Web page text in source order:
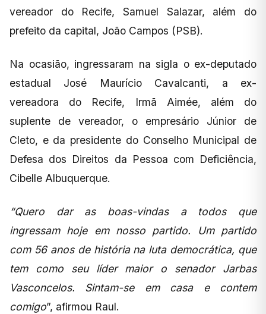
vereador do Recife, Samuel Salazar, além do
prefeito da capital, João Campos (PSB).
Na ocasião, ingressaram na sigla o ex-deputado
estadual José Maurício Cavalcanti, a ex-
vereadora do Recife, Irmã Aimée, além do
suplente de vereador, o empresário Júnior de
Cleto, e da presidente do Conselho Municipal de
Defesa dos Direitos da Pessoa com Deficiência,
Cibelle Albuquerque.
“Quero dar as boas-vindas a todos que
ingressam hoje em nosso partido. Um partido
com 56 anos de história na luta democrática, que
tem como seu líder maior o senador Jarbas
Vasconcelos. Sintam-se em casa e contem
comigo”, afirmou Raul.